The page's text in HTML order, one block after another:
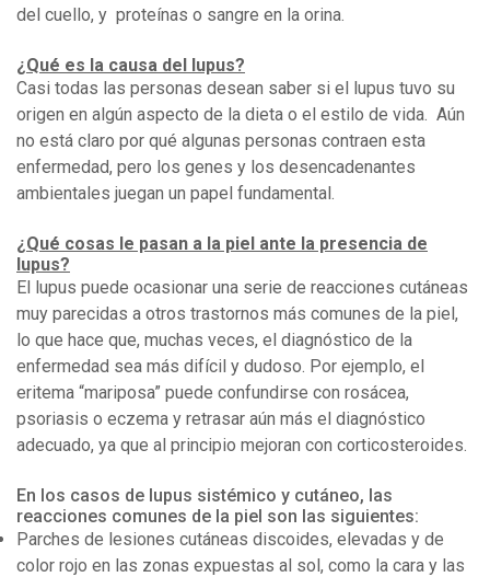
del cuello, y proteínas o sangre en la orina.
¿Qué es la causa del lupus?
Casi todas las personas desean saber si el lupus tuvo su
origen en algún aspecto de la dieta o el estilo de vida. Aún
no está claro por qué algunas personas contraen esta
enfermedad, pero los genes y los desencadenantes
ambientales juegan un papel fundamental.
¿Qué cosas le pasan a la piel ante la presencia de
lupus?
El lupus puede ocasionar una serie de reacciones cutáneas
muy parecidas a otros trastornos más comunes de la piel,
lo que hace que, muchas veces, el diagnóstico de la
enfermedad sea más difícil y dudoso. Por ejemplo, el
eritema “mariposa” puede confundirse con rosácea,
psoriasis o eczema y retrasar aún más el diagnóstico
adecuado, ya que al principio mejoran con corticosteroides.
En los casos de lupus sistémico y cutáneo, las
reacciones comunes de la piel son las siguientes:
Parches de lesiones cutáneas discoides, elevadas y de
color rojo en las zonas expuestas al sol, como la cara y las